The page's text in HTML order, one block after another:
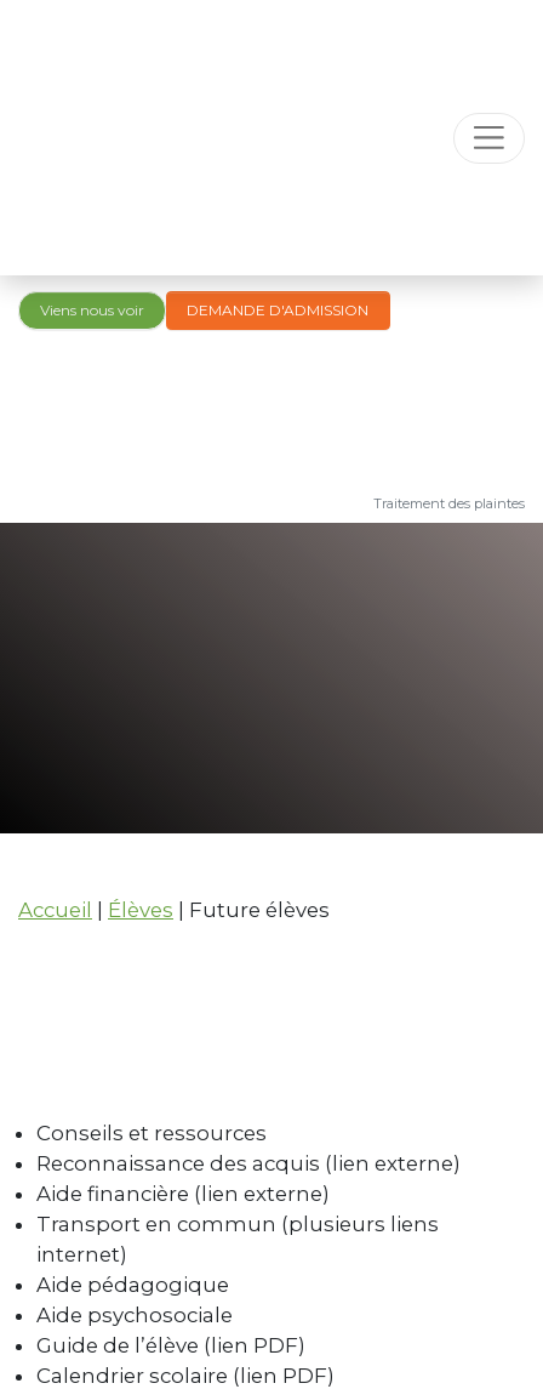
Viens nous voir DEMANDE D'ADMISSION
Traitement des plaintes
Accueil | Élèves | Future élèves
Conseils et ressources
Reconnaissance des acquis (lien externe)
Aide financière (lien externe)
Transport en commun (plusieurs liens
internet)
Aide pédagogique
Aide psychosociale
Guide de l’élève (lien PDF)
Calendrier scolaire (lien PDF)